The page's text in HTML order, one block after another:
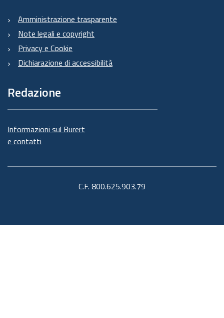
Amministrazione trasparente
Note legali e copyright
Privacy e Cookie
Dichiarazione di accessibilità
Redazione
Informazioni sul Burert
e contatti
C.F. 800.625.903.79